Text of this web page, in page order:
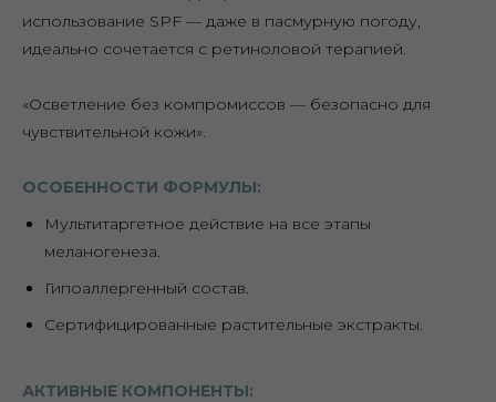
использование SPF — даже в пасмурную погоду,
идеально сочетается с ретиноловой терапией.
«Осветление без компромиссов — безопасно для
чувствительной кожи».
ОСОБЕННОСТИ ФОРМУЛЫ:
Мультитаргетное действие на все этапы
меланогенеза.
Гипоаллергенный состав.
Сертифицированные растительные экстракты.
АКТИВНЫЕ КОМПОНЕНТЫ: